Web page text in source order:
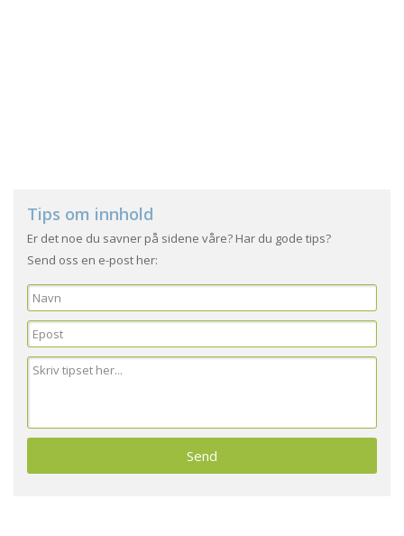
Tips om innhold
Er det noe du savner på sidene våre? Har du gode tips?
Send oss en e-post her: